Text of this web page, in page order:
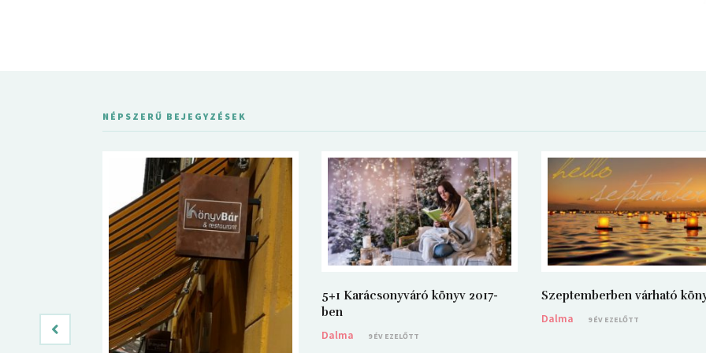
NÉPSZERŰ BEJEGYZÉSEK
5+1 Karácsonyváró könyv 2017-
ben
Dalma
9 ÉV EZELŐTT
Szeptemberben várható
Dalma
9 ÉV EZELŐTT